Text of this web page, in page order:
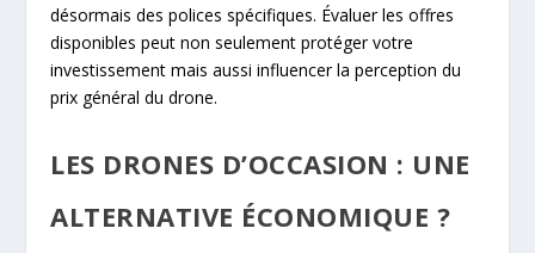
désormais des polices spécifiques. Évaluer les offres
disponibles peut non seulement protéger votre
investissement mais aussi influencer la perception du
prix général du drone.
LES DRONES D’OCCASION : UNE
ALTERNATIVE ÉCONOMIQUE ?